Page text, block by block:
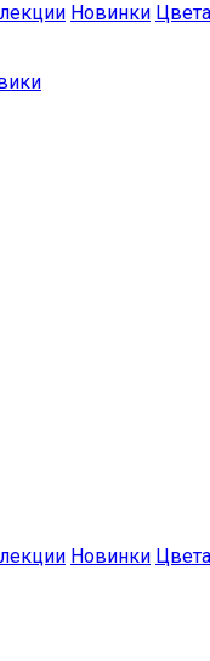
Новинки Цвета
Новинки Цвета